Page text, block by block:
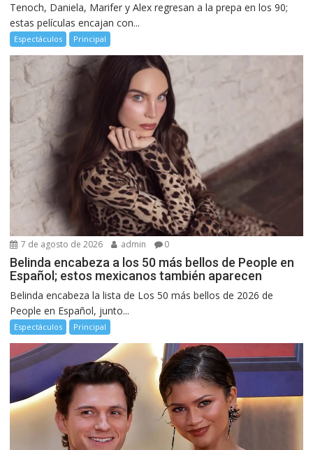
Tenoch, Daniela, Marifer y Alex regresan a la prepa en los 90;
estas películas encajan con...
Espectáculos Principal
7 de agosto de 2026 admin 0
Belinda encabeza a los 50 más bellos de People en
Español; estos mexicanos también aparecen
Belinda encabeza la lista de Los 50 más bellos de 2026 de
People en Español, junto...
Espectáculos Principal